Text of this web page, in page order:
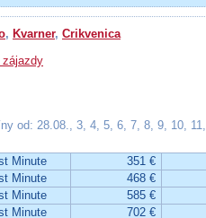
, Kvarner, Crikvenica
zájazdy
od: 28.08., 3, 4, 5, 6, 7, 8, 9, 10,
Minute
351 €
Minute
468 €
Minute
585 €
Minute
702 €